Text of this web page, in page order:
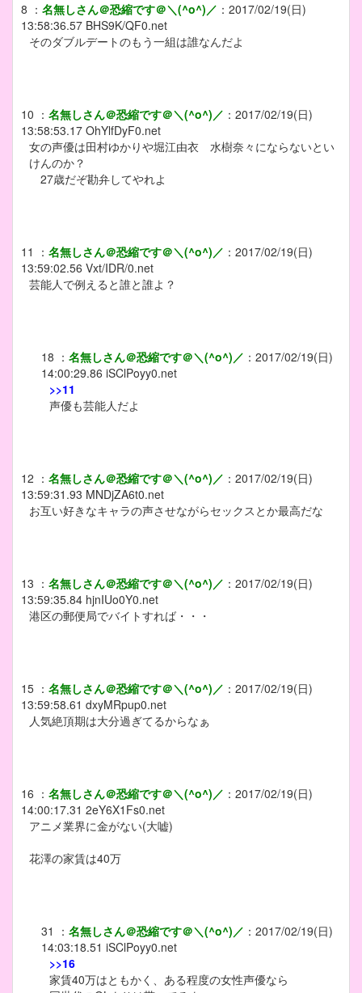
8 ： 名無しさん＠恐縮です＠＼(^o^)／ ： 2017/02/19(日)
13:58:36.57 BHS9K/QF0.net
そのダブルデートのもう一組は誰なんだよ
10 ： 名無しさん＠恐縮です＠＼(^o^)／ ： 2017/02/19(日)
13:58:53.17 OhYlfDyF0.net
女の声優は田村ゆかりや堀江由衣 水樹奈々にならないとい
けんのか？
27歳だぞ勘弁してやれよ
11 ： 名無しさん＠恐縮です＠＼(^o^)／ ： 2017/02/19(日)
13:59:02.56 Vxt/IDR/0.net
芸能人で例えると誰と誰よ？
18 ： 名無しさん＠恐縮です＠＼(^o^)／ ： 2017/02/19(日)
14:00:29.86 iSClPoyy0.net
>>11
声優も芸能人だよ
12 ： 名無しさん＠恐縮です＠＼(^o^)／ ： 2017/02/19(日)
13:59:31.93 MNDjZA6t0.net
お互い好きなキャラの声させながらセックスとか最高だな
13 ： 名無しさん＠恐縮です＠＼(^o^)／ ： 2017/02/19(日)
13:59:35.84 hjnIUo0Y0.net
港区の郵便局でバイトすれば・・・
15 ： 名無しさん＠恐縮です＠＼(^o^)／ ： 2017/02/19(日)
13:59:58.61 dxyMRpup0.net
人気絶頂期は大分過ぎてるからなぁ
16 ： 名無しさん＠恐縮です＠＼(^o^)／ ： 2017/02/19(日)
14:00:17.31 2eY6X1Fs0.net
アニメ業界に金がない(大嘘)
花澤の家賃は40万
31 ： 名無しさん＠恐縮です＠＼(^o^)／ ： 2017/02/19(日)
14:03:18.51 iSClPoyy0.net
>>16
家賃40万はともかく、ある程度の女性声優なら